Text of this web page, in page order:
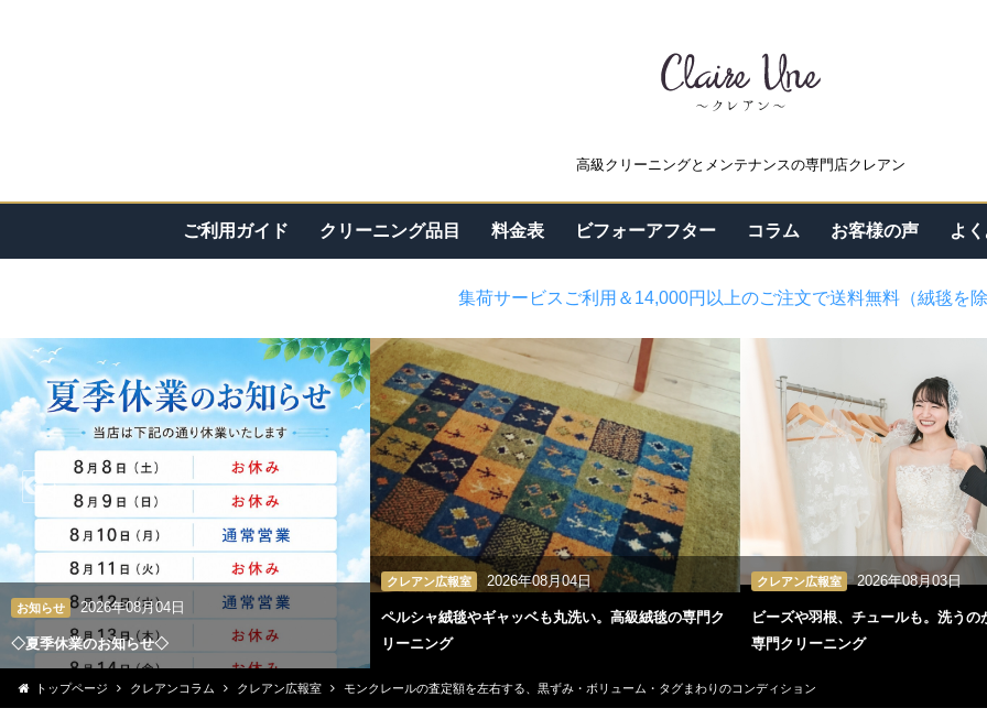
高級クリーニングとメンテナンスの専門店クレアン
ご利用ガイド クリーニング品目 料金表 ビフォーアフター コラム お客様の声 よ
集荷サービスご利用＆14,000円以上のご注文で送料無料（絨毯を
お知らせ 2026年08月04日
◇夏季休業のお知らせ◇
クレアン広報室 2026年08月04日
ペルシャ絨毯やギャッベも丸洗い。高級絨毯の専門ク
リーニング
クレアン広報室 2026年08月03日
ビーズや羽根、チュールも。洗うの
専門クリーニング
<
トップページ クレアンコラム クレアン広報室 モンクレールの査定額を左右する、黒ずみ・ボリューム・タグまわりのコンディション